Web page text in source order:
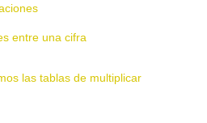
entre una cifra
las tablas de multiplicar